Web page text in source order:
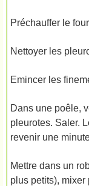
Préchauffer le
Nettoyer les
Emincer les
Dans une poêle,
pleurotes. Saler.
revenir une
Mettre dans un
plus petits),